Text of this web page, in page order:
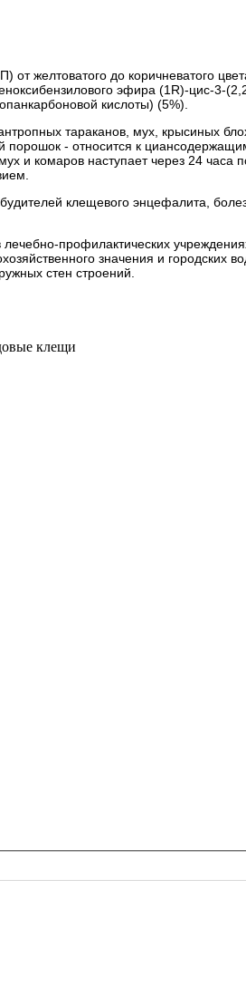
желтоватого до коричневатого
эфира (1R)-цис-3-
кислоты) (5%).
тараканов, мух, крысиных
порошок - относится к
комаров наступает через 24 часа
клещевого энцефалита,
профилактических
значения и
стен строений.
клещи